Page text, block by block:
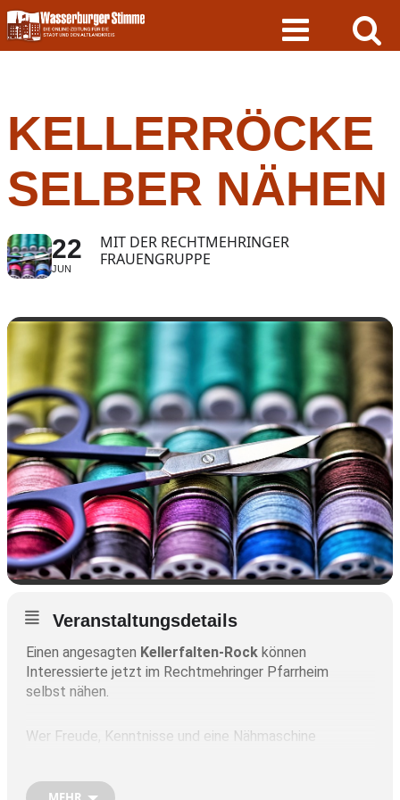
Skip
to
content
KELLERRÖCKE
SELBER NÄHEN
22
JUN
MIT DER RECHTMEHRINGER
FRAUENGRUPPE
Veranstaltungsdetails
Einen angesagten Kellerfalten-Rock können
Interessierte jetzt im Rechtmehringer Pfarrheim
selbst nähen.
Wer Freude, Kenntnisse und eine Nähmaschine